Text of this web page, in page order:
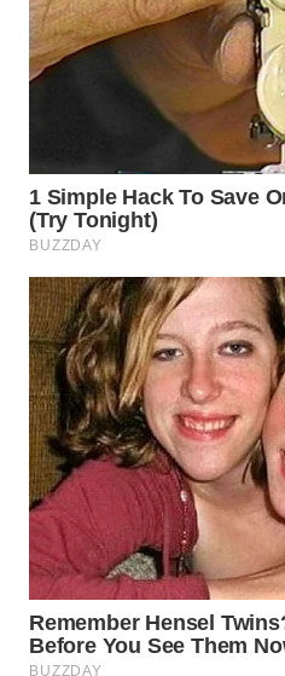
TENGAH
WN DELI
TEBING
TINGGI
WN
PAKPAK
WN
KARAWANG
WN
BEKASI
WN
BOGOR
WN
DEPOK